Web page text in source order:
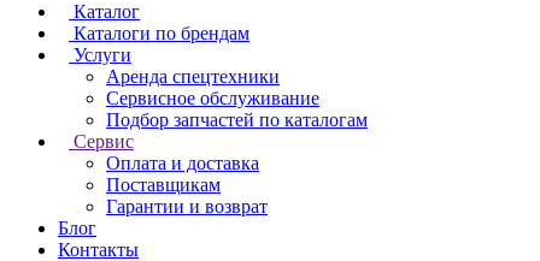
Каталог
Каталоги по брендам
Услуги
Аренда спецтехники
Сервисное обслуживание
Подбор запчастей по каталогам
Сервис
Оплата и доставка
Поставщикам
Гарантии и возврат
Блог
Контакты